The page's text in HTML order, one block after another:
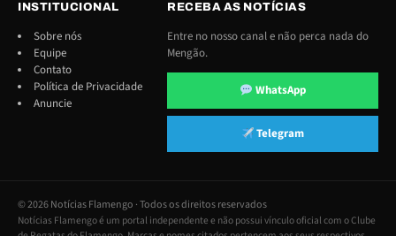
INSTITUCIONAL
Sobre nós
Equipe
Contato
Política de Privacidade
Anuncie
RECEBA AS NOTÍCIAS
Entre no nosso canal e não perca nada do
Mengão.
WhatsApp
Telegram
© 2026 Notícias Flamengo · Todos os direitos reservados
Notícias Flamengo é um portal independente e não possui vínculo oficial com o Clube